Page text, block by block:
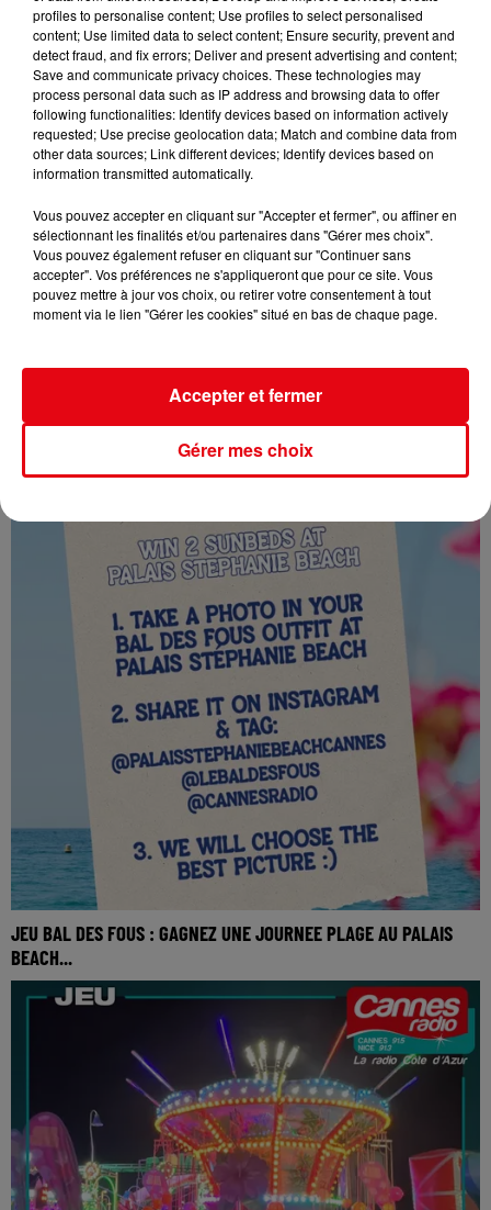
GAGNEZ DES ENTREES POUR LE SALON DU BIEN-ÊTRE A CANNES
JEU BAL DES FOUS : GAGNEZ UNE JOURNEE PLAGE AU PALAIS
BEACH...
profiles to personalise content; Use profiles to select personalised
content; Use limited data to select content; Ensure security, prevent and
detect fraud, and fix errors; Deliver and present advertising and content;
Save and communicate privacy choices. These technologies may
process personal data such as IP address and browsing data to offer
following functionalities: Identify devices based on information actively
requested; Use precise geolocation data; Match and combine data from
other data sources; Link different devices; Identify devices based on
information transmitted automatically.
Vous pouvez accepter en cliquant sur "Accepter et fermer", ou affiner en
sélectionnant les finalités et/ou partenaires dans "Gérer mes choix".
Vous pouvez également refuser en cliquant sur "Continuer sans
accepter". Vos préférences ne s'appliqueront que pour ce site. Vous
pouvez mettre à jour vos choix, ou retirer votre consentement à tout
moment via le lien "Gérer les cookies" situé en bas de chaque page.
Gérer mes choix
Accepter et fermer